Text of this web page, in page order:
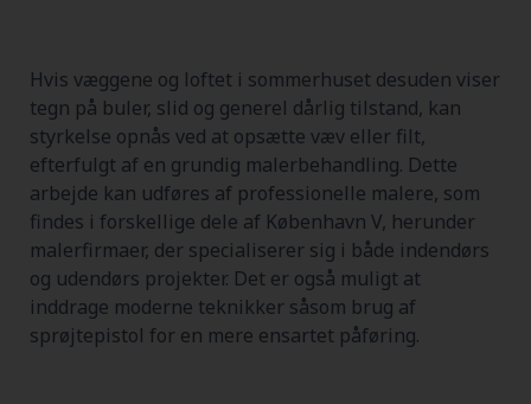
Hvis væggene og loftet i sommerhuset desuden viser
tegn på buler, slid og generel dårlig tilstand, kan
styrkelse opnås ved at opsætte væv eller filt,
efterfulgt af en grundig malerbehandling. Dette
arbejde kan udføres af professionelle malere, som
findes i forskellige dele af København V, herunder
malerfirmaer, der specialiserer sig i både indendørs
og udendørs projekter. Det er også muligt at
inddrage moderne teknikker såsom brug af
sprøjtepistol for en mere ensartet påføring.